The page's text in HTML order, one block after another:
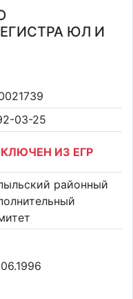
ЮЛ И
03-25
ИЗ ЕГР
районный